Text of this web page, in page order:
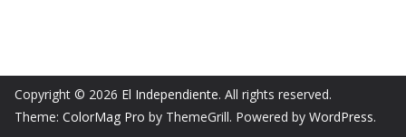
Copyright © 2026 El Independiente. All rights reserved.
Theme: ColorMag Pro by ThemeGrill. Powered by WordPress.